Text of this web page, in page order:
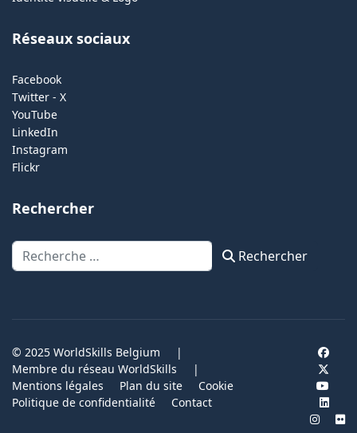
Réseaux sociaux
Facebook
Twitter - X
YouTube
LinkedIn
Instagram
Flickr
Rechercher
Rechercher Rechercher
© 2025 WorldSkills Belgium
|
Membre du réseau WorldSkills
|
Mentions légales
Plan du site
Cookie
Politique de confidentialité
Contact